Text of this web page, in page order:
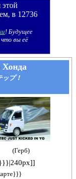
в 12736
! Будущее
вы её
Хонда
ップ！
(Герб)